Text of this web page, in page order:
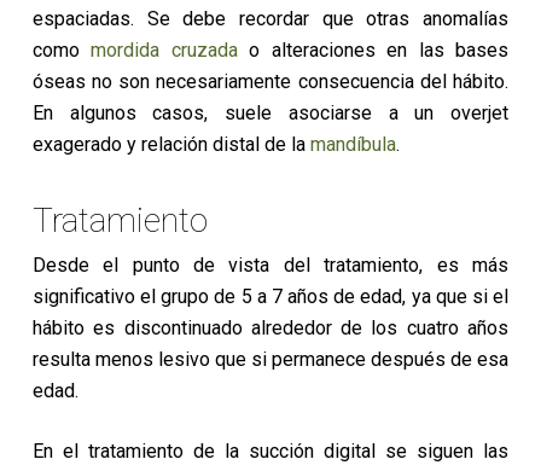
espaciadas. Se debe recordar que otras anomalías
comomordida cruzadao alteraciones en las bases
óseas no son necesariamente consecuencia del hábito.
En algunos casos, suele asociarse a un overjet
exagerado y relación distal de la mandíbula.
Tratamiento
Desde el punto de vista del tratamiento, es más
significativo el grupo de 5 a 7 años de edad, ya que si el
hábito es discontinuado alrededor de los cuatro años
resulta menos lesivo que si permanece después de esa
edad.
En el tratamiento de la succión digital se siguen las